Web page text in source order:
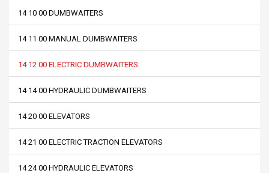
14 10 00 DUMBWAITERS
14 11 00 MANUAL DUMBWAITERS
14 12 00 ELECTRIC DUMBWAITERS
14 14 00 HYDRAULIC DUMBWAITERS
14 20 00 ELEVATORS
14 21 00 ELECTRIC TRACTION ELEVATORS
14 24 00 HYDRAULIC ELEVATORS